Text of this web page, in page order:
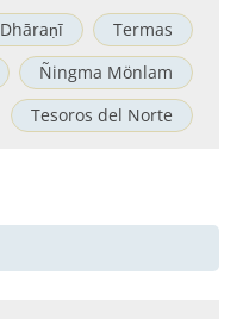
Dhāraṇī
Termas
Ñingma Mönlam
Tesoros del Norte